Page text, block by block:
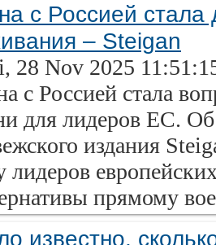
с Россией
– Steigan
28 Nov 2025
с Россией стала
для лидеров ЕС. Об
издания
лидеров
прямому
известно,